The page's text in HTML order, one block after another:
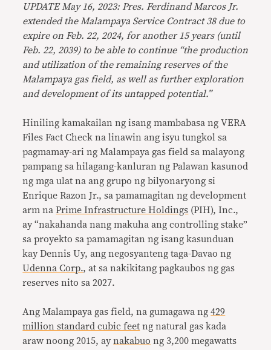
UPDATE May 16, 2023: Pres. Ferdinand Marcos Jr.
extended the Malampaya Service Contract 38 due to
expire on Feb. 22, 2024, for another 15 years (until
Feb. 22, 2039) to be able to continue “the production
and utilization of the remaining reserves of the
Malampaya gas field, as well as further exploration
and development of its untapped potential.”
Hiniling kamakailan ng isang mambabasa ng VERA
Files Fact Check na linawin ang isyu tungkol sa
pagmamay-ari ng Malampaya gas field sa malayong
pampang sa hilagang-kanluran ng Palawan kasunod
ng mga ulat na ang grupo ng bilyonaryong si
Enrique Razon Jr., sa pamamagitan ng development
arm naPrime Infrastructure Holdings (PIH), Inc.,
ay “nakahanda nang makuha ang controlling stake”
sa proyekto sa pamamagitan ng isang kasunduan
kay Dennis Uy, ang negosyanteng taga-Davao ng
Udenna Corp., at sa nakikitang pagkaubos ng gas
reserves nito sa 2027.
Ang Malampaya gas field, na gumagawa ng429
million standard cubic feet ng natural gas kada
araw noong 2015, aynakabuo ng 3,200 megawatts